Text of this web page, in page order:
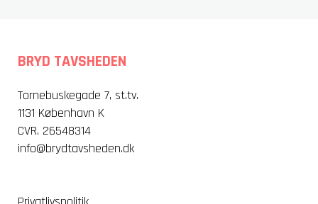
BRYD TAVSHEDEN
Tornebuskegade 7, st.tv.
1131 København K
CVR. 26548314
info@brydtavsheden.dk